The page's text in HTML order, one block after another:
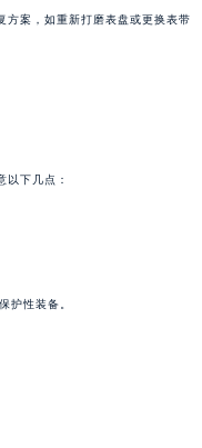
方案，如重新打磨表盘或更换表带
以下几点：
护性装备。